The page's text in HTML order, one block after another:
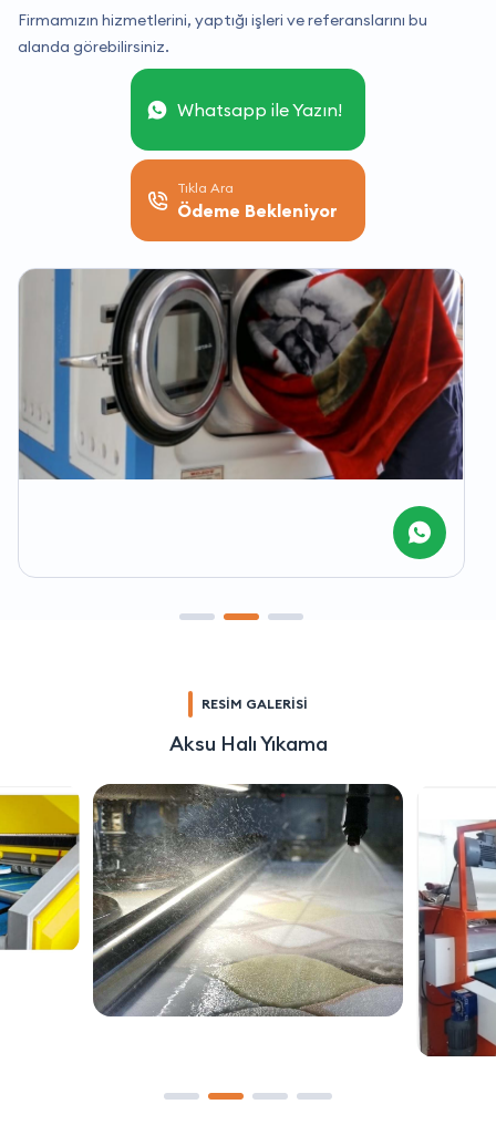
Firmamızın hizmetlerini, yaptığı işleri ve referanslarını bu
alanda görebilirsiniz.
Whatsapp ile Yazın!
Tıkla Ara
Ödeme Bekleniyor
RESİM GALERİSİ
Aksu Halı Yıkama